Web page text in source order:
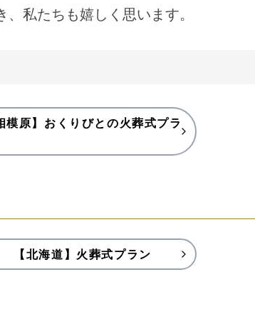
私たちも嬉しく思います。
模原】おくりびとの火葬式プラ
【北海道】火葬式プラン